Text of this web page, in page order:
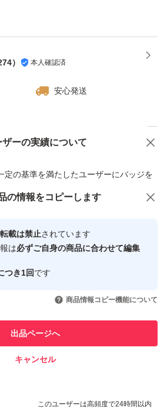
） 本人確認済
安心発送
ザーの実績について
定の基準を満たしたユーザーにバッジを
心・安全なユーザーです
引を完了させた実績があります
での取引実績があります
このユーザーは高頻度で24時間以内
商品への質問
の情報をコピーします
載は禁止されています
は必ずご自身の商品に合わせて編集
つき1回です
商品情報コピー機能について
出品ページへ
キャンセル
にオススメ